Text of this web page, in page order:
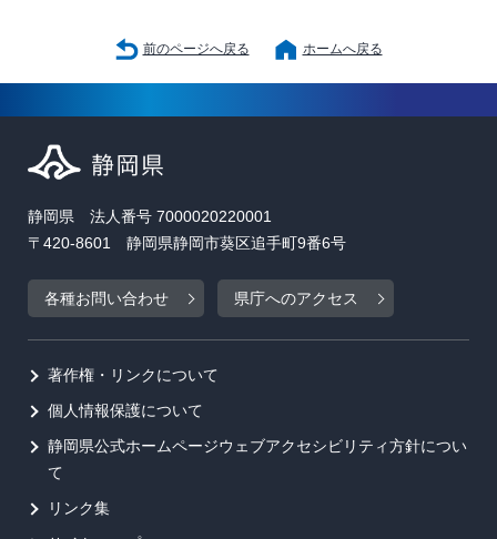
前のページへ戻る ホームへ戻る
静岡県 法人番号 7000020220001
〒420-8601 静岡県静岡市葵区追手町9番6号
各種お問い合わせ 県庁へのアクセス
著作権・リンクについて
個人情報保護について
静岡県公式ホームページウェブアクセシビリティ方針につい
て
リンク集